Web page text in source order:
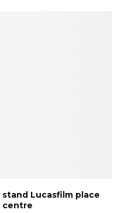
stand Lucasfilm place
centre